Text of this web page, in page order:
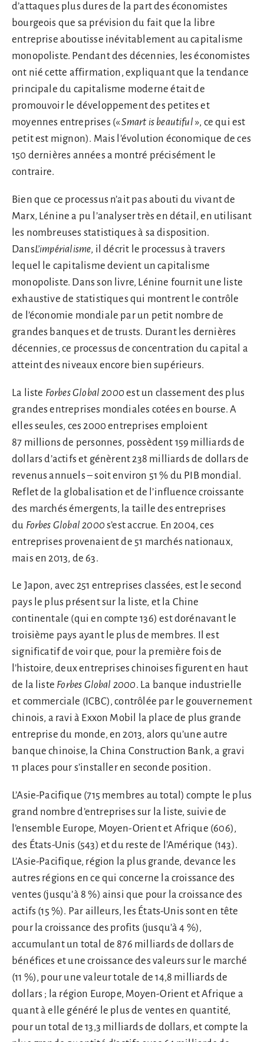
d’attaques plus dures de la part des économistes
bourgeois que sa prévision du fait que la libre
entreprise aboutisse inévitablement au capitalisme
monopoliste. Pendant des décennies, les économistes
ont nié cette affirmation, expliquant que la tendance
principale du capitalisme moderne était de
promouvoir le développement des petites et
moyennes entreprises («Smart is beautiful», ce qui est
petit est mignon). Mais l’évolution économique de ces
150 dernières années a montré précisément le
contraire.
Bien que ce processus n’ait pas abouti du vivant de
Marx, Lénine a pu l’analyser très en détail, en utilisant
les nombreuses statistiques à sa disposition.
DansL’impérialisme, il décrit le processus à travers
lequel le capitalisme devient un capitalisme
monopoliste. Dans son livre, Lénine fournit une liste
exhaustive de statistiques qui montrent le contrôle
de l’économie mondiale par un petit nombre de
grandes banques et de trusts. Durant les dernières
décennies, ce processus de concentration du capital a
atteint des niveaux encore bien supérieurs.
La liste Forbes Global 2000est un classement des plus
grandes entreprises mondiales cotées en bourse. A
elles seules, ces 2000 entreprises emploient
87 millions de personnes, possèdent 159 milliards de
dollars d’actifs et génèrent 238 milliards de dollars de
revenus annuels – soit environ 51 % du PIB mondial.
Reflet de la globalisation et de l’influence croissante
des marchés émergents, la taille des entreprises
du Forbes Global 2000s’est accrue. En 2004, ces
entreprises provenaient de 51 marchés nationaux,
mais en 2013, de 63.
Le Japon, avec 251 entreprises classées, est le second
pays le plus présent sur la liste, et la Chine
continentale (qui en compte 136) est dorénavant le
troisième pays ayant le plus de membres. Il est
significatif de voir que, pour la première fois de
l’histoire, deux entreprises chinoises figurent en haut
de la liste Forbes Global 2000. La banque industrielle
et commerciale (ICBC), contrôlée par le gouvernement
chinois, a ravi à Exxon Mobil la place de plus grande
entreprise du monde, en 2013, alors qu’une autre
banque chinoise, la China Construction Bank, a gravi
11 places pour s’installer en seconde position.
L’Asie-Pacifique (715 membres au total) compte le plus
grand nombre d’entreprises sur la liste, suivie de
l’ensemble Europe, Moyen-Orient et Afrique (606),
des États-Unis (543) et du reste de l’Amérique (143).
L’Asie-Pacifique, région la plus grande, devance les
autres régions en ce qui concerne la croissance des
ventes (jusqu’à 8 %) ainsi que pour la croissance des
actifs (15 %). Par ailleurs, les États-Unis sont en tête
pour la croissance des profits (jusqu’à 4 %),
accumulant un total de 876 milliards de dollars de
bénéfices et une croissance des valeurs sur le marché
(11 %), pour une valeur totale de 14,8 milliards de
dollars ; la région Europe, Moyen-Orient et Afrique a
quant à elle généré le plus de ventes en quantité,
pour un total de 13,3 milliards de dollars, et compte la